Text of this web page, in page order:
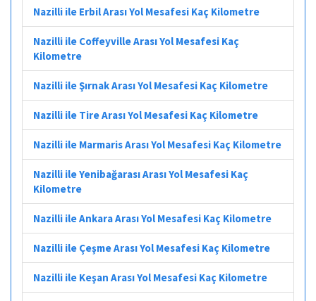
Nazilli ile Erbil Arası Yol Mesafesi Kaç Kilometre
Nazilli ile Coffeyville Arası Yol Mesafesi Kaç
Kilometre
Nazilli ile Şırnak Arası Yol Mesafesi Kaç Kilometre
Nazilli ile Tire Arası Yol Mesafesi Kaç Kilometre
Nazilli ile Marmaris Arası Yol Mesafesi Kaç Kilometre
Nazilli ile Yenibağarası Arası Yol Mesafesi Kaç
Kilometre
Nazilli ile Ankara Arası Yol Mesafesi Kaç Kilometre
Nazilli ile Çeşme Arası Yol Mesafesi Kaç Kilometre
Nazilli ile Keşan Arası Yol Mesafesi Kaç Kilometre